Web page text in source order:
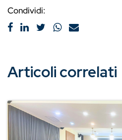
Condividi:
Articoli correlati